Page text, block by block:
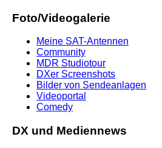
Foto/Videogalerie
Meine SAT-Antennen
Community
MDR Studiotour
DXer Screenshots
Bilder von Sendeanlagen
Videoportal
Comedy
DX und Mediennews